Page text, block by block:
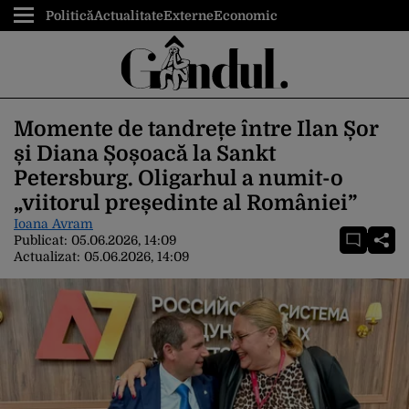
PoliticăActualitateExterneEconomic
Momente de tandrețe între Ilan Șor
și Diana Șoșoacă la Sankt
Petersburg. Oligarhul a numit-o
„viitorul președinte al României”
Ioana Avram
Publicat: 05.06.2026, 14:09
Actualizat: 05.06.2026, 14:09